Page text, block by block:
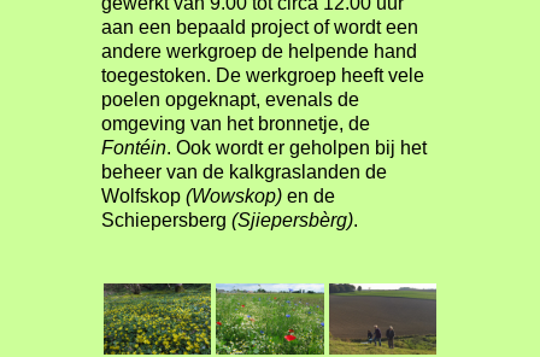
aan een bepaald project of wordt een
andere werkgroep de helpende hand
toegestoken. De werkgroep heeft vele
poelen opgeknapt, evenals de
omgeving van het bronnetje, de
Fontéin. Ook wordt er geholpen bij het
beheer van de kalkgraslanden de
Wolfskop (Wowskop) en de
Schiepersberg (Sjiepersbèrg).